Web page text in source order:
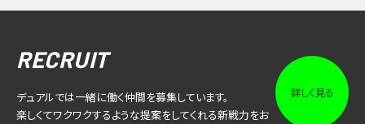
RECRUIT
デュアルでは一緒に働く仲間を募集しています。
楽しくてワクワクするような提案をしてくれる新戦力をお
詳しく見る